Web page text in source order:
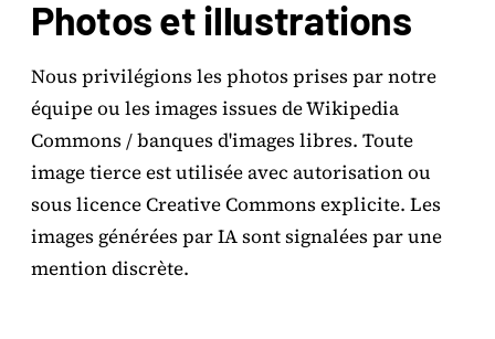
Photos et illustrations
Nous privilégions les photos prises par notre
équipe ou les images issues de Wikipedia
Commons / banques d'images libres. Toute
image tierce est utilisée avec autorisation ou
sous licence Creative Commons explicite. Les
images générées par IA sont signalées par une
mention discrète.